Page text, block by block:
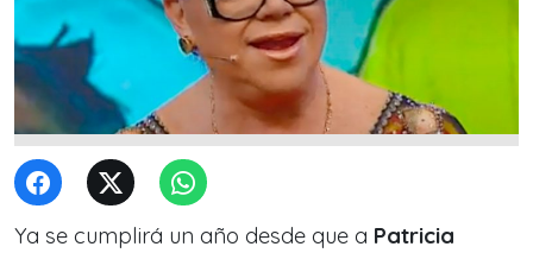
Ya se cumplirá un año desde que a Patricia